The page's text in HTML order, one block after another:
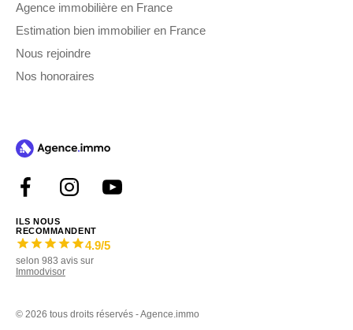
Agence immobilière en France
Estimation bien immobilier en France
Nous rejoindre
Nos honoraires
ILS NOUS
RECOMMANDENT
4.9/5
selon 983 avis sur
Immodvisor
© 2026 tous droits réservés - Agence.immo